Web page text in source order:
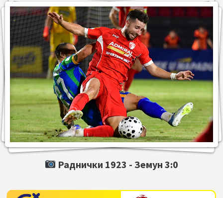
Раднички 1923 -Земун 3:0